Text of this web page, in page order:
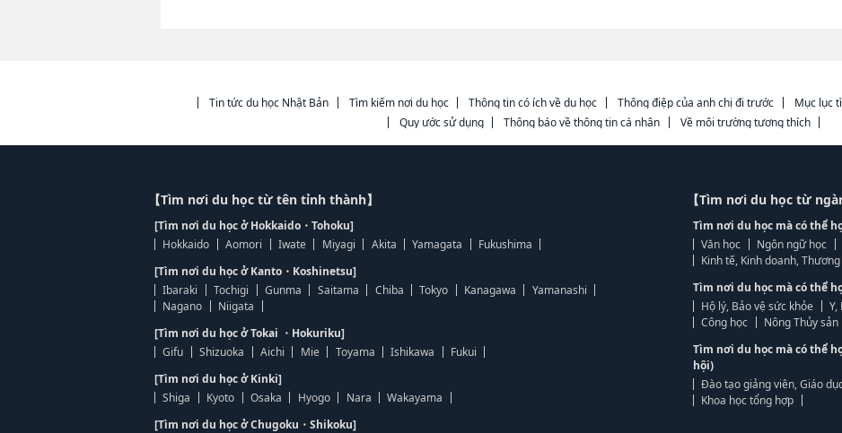
Tin tức du học Nhật Bản Tìm kiếm nơi du học Thông tin có ích về du học Thông điệp của anh chị đi trước Mục lục
Quy ước sử dụng
Thông báo về thông tin cá nhân Về môi trường tương thích
【Tìm nơi du học từ tên tỉnh thành】
[Tìm nơi du học ở Hokkaido・Tohoku]
Hokkaido
Aomori Iwate Miyagi Akita Yamagata
Fukushima
[Tìm nơi du học ở Kanto・Koshinetsu]
Ibaraki
Tochigi Gunma Saitama Chiba Tokyo Kanagawa
Yamanashi
Nagano
Niigata
[Tìm nơi du học ở Tokai ・Hokuriku]
Gifu
Shizuoka Aichi Mie Toyama Ishikawa
Fukui
[Tìm nơi du học ở Kinki]
Shiga
Kyoto Osaka Hyogo Nara
Wakayama
[Tìm nơi du học ở Chugoku・Shikoku]
【Tìm nơi du học từ
Tìm nơi du học mà có thể
Văn học
Ngôn ngữ học
Kinh tế, Kinh doanh,
Tìm nơi du học mà có thể
Hộ lý, Bảo vệ sức khỏe
Y,
Công học
Nông Thủy sản
Tìm nơi du học mà có thể
hội)
Đào tạo giảng viên, Giáo
Khoa học tổng hợp